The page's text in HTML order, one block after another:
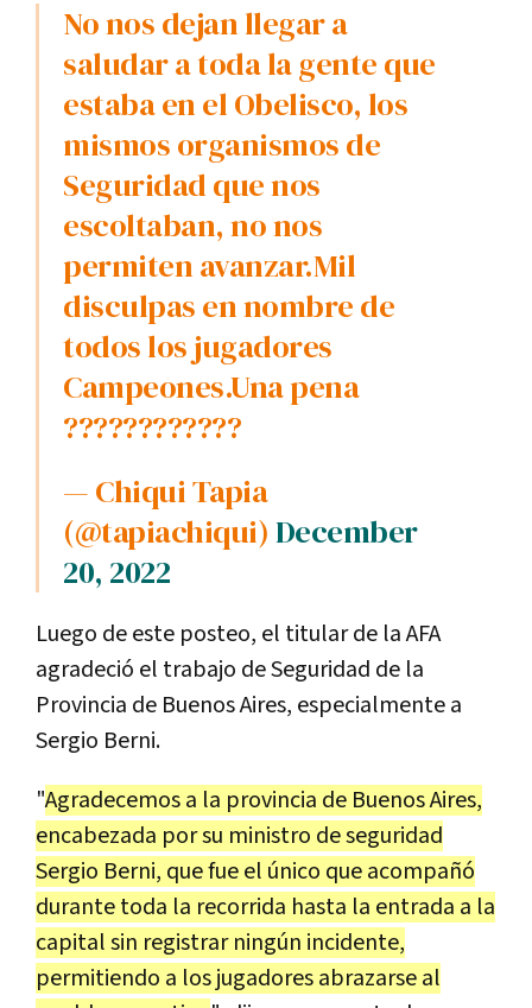
No nos dejan llegar a
saludar a toda la gente que
estaba en el Obelisco, los
mismos organismos de
Seguridad que nos
escoltaban, no nos
permiten avanzar.Mil
disculpas en nombre de
todos los jugadores
Campeones.Una pena
????????????
— Chiqui Tapia
(@tapiachiqui)December
20, 2022
Luego de este posteo, el titular de la AFA
agradeció el trabajo de Seguridad de la
Provincia de Buenos Aires, especialmente a
Sergio Berni.
"Agradecemos a la provincia de Buenos Aires,
encabezada por su ministro de seguridad
Sergio Berni, que fue el único que acompañó
durante toda la recorrida hasta la entrada a la
capital sin registrar ningún incidente,
permitiendo a los jugadores abrazarse al